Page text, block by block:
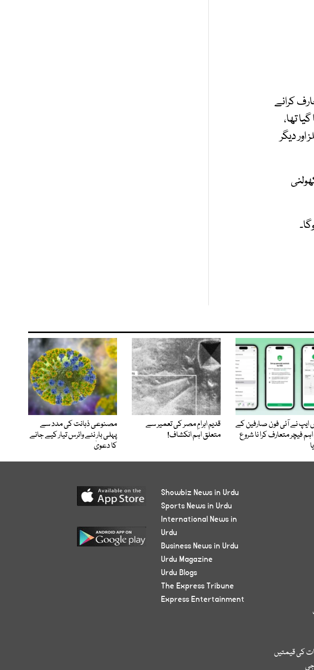
کرانے
تھا،
دیگر
ایپ نے آئی فون صارفین کے
فیچر متعارف کرا نا شروع
قدیم اہرامِ مصر کی تعمیر سے
متعلق اہم انکشاف!
مصنوعی ذہانت کی مدد سے
پہلی بار نئے وائرس تیار کیے جانے
کا دعویٰ
کی قیمتیں
Showbiz News in Urdu
Sports News in Urdu
International News in
Urdu
Business News in Urdu
Urdu Magazine
Urdu Blogs
The Express Tribune
Express Entertainment